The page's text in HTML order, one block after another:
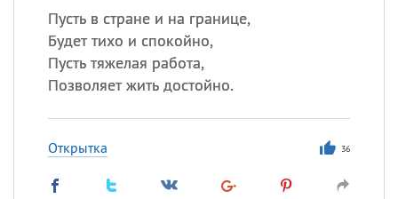
Пусть в стране и на границе,
Будет тихо и спокойно,
Пусть тяжелая работа,
Позволяет жить достойно.
Открытка 36